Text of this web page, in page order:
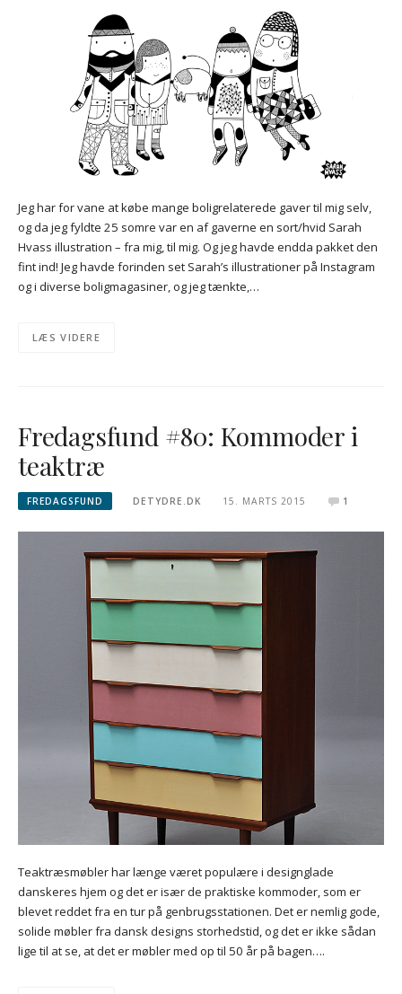
Jeg har for vane at købe mange boligrelaterede gaver til mig selv,
og da jeg fyldte 25 somre var en af gaverne en sort/hvid Sarah
Hvass illustration – fra mig, til mig. Og jeg havde endda pakket den
fint ind! Jeg havde forinden set Sarah’s illustrationer på Instagram
og i diverse boligmagasiner, og jeg tænkte,…
LÆS VIDERE
Fredagsfund #80: Kommoder i
teaktræ
FREDAGSFUND DETYDRE.DK 15. MARTS 2015 1
Teaktræsmøbler har længe været populære i designglade
danskeres hjem og det er især de praktiske kommoder, som er
blevet reddet fra en tur på genbrugsstationen. Det er nemlig gode,
solide møbler fra dansk designs storhedstid, og det er ikke sådan
lige til at se, at det er møbler med op til 50 år på bagen….